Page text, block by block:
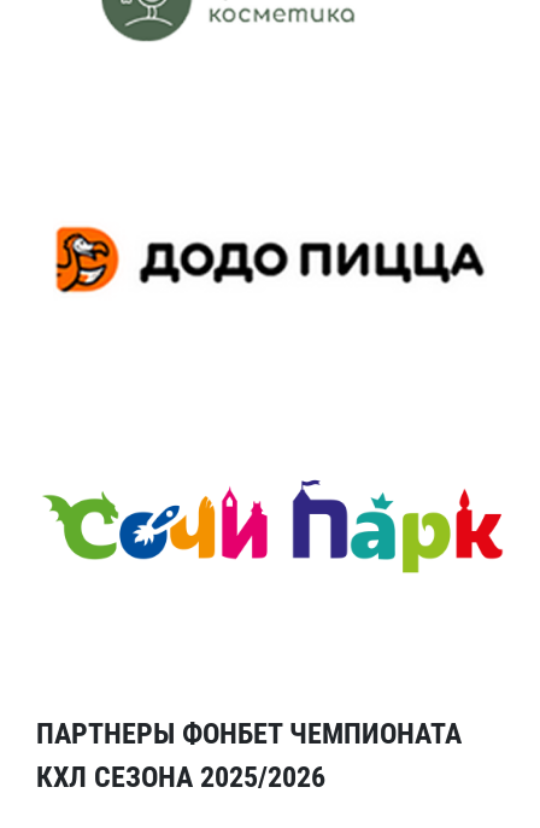
ПАРТНЕРЫ ФОНБЕТ ЧЕМПИОНАТА
КХЛ СЕЗОНА 2025/2026